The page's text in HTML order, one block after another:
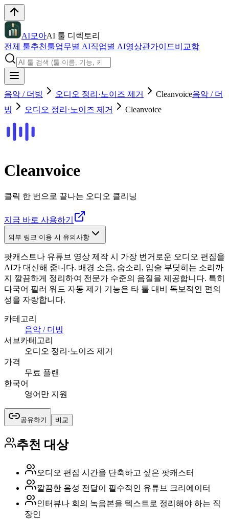
AI모아AI 툴 디렉토리
전체 툴추천툴업무별 AI직업별 AI영상관가이드비교함
음악 / 더빙 오디오 정리·노이즈 제거 Cleanvoice음악 / 더
빙
오디오 정리·노이즈 제거 Cleanvoice
Cleanvoice
클릭 한 번으로 끝나는 오디오 클리닝
지금 바로 사용하기
외부 링크 이용 시 유의사항
팟캐스트나 유튜브 영상 제작 시 가장 번거로운 오디오 편집을
AI가 대신해 줍니다. 배경 소음, 숨소리, 입술 부딪히는 소리까
지 깔끔하게 정리하여 전문가 수준의 음질을 제공합니다. 특히
다국어 필러 워드 자동 제거 기능은 타 툴 대비 독보적인 편의
성을 자랑합니다.
카테고리
음악 / 더빙
서브카테고리
오디오 정리·노이즈 제거
가격
무료 플랜
한국어
영어만 지원
공유하기 비교
추천 대상
오디오 편집 시간을 단축하고 싶은 팟캐스터
깔끔한 음성 전달이 필수적인 유튜브 크리에이터
인터뷰나 회의 녹음본을 텍스트로 정리해야 하는 직
장인